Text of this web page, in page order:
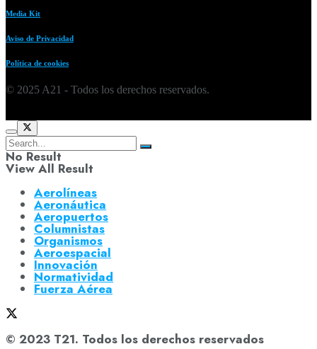
Media Kit
Aviso de Privacidad
Política de cookies
© 2025 A21 - Todos los derechos reservados.
No Result
View All Result
Aerolíneas
Aeronáutica
Aeropuertos
Columnistas
Organismos
Aeroespacial
Innovación
Normatividad
Fuerza Aérea
© 2023 T21. Todos los derechos reservados